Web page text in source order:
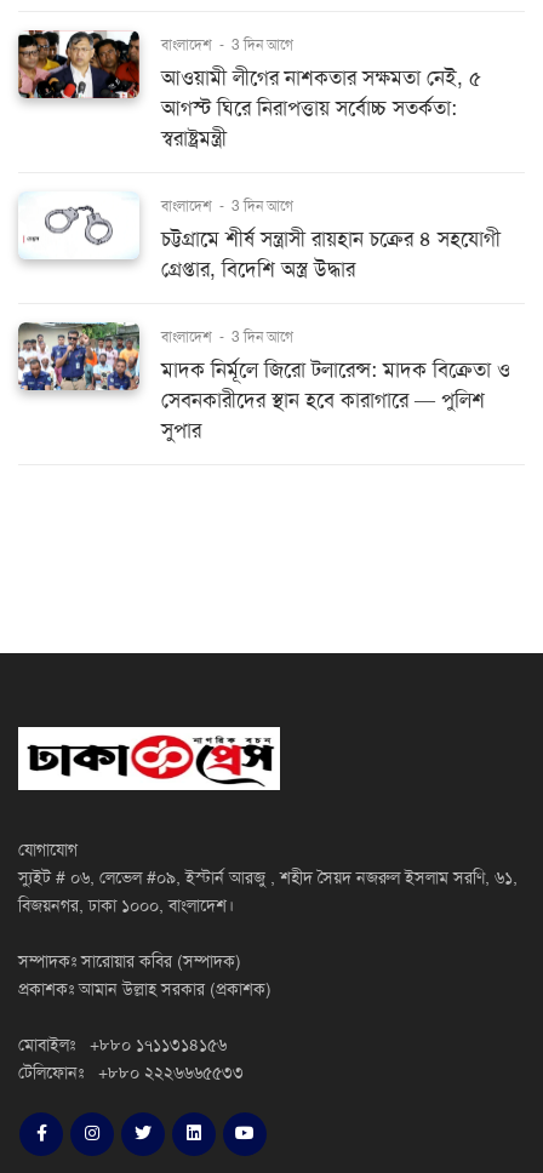
বাংলাদেশ - 3 দিন আগে
আওয়ামী লীগের নাশকতার সক্ষমতা নেই, ৫
আগস্ট ঘিরে নিরাপত্তায় সর্বোচ্চ সতর্কতা:
স্বরাষ্ট্রমন্ত্রী
বাংলাদেশ - 3 দিন আগে
চট্টগ্রামে শীর্ষ সন্ত্রাসী রায়হান চক্রের ৪ সহযোগী
গ্রেপ্তার, বিদেশি অস্ত্র উদ্ধার
বাংলাদেশ - 3 দিন আগে
মাদক নির্মূলে জিরো টলারেন্স: মাদক বিক্রেতা ও
সেবনকারীদের স্থান হবে কারাগারে — পুলিশ
সুপার
যোগাযোগ
স্যুইট # ০৬, লেভেল #০৯, ইস্টার্ন আরজু , শহীদ সৈয়দ নজরুল ইসলাম সরণি, ৬১,
বিজয়নগর, ঢাকা ১০০০, বাংলাদেশ।
সম্পাদকঃ সারোয়ার কবির (সম্পাদক)
প্রকাশকঃ আমান উল্লাহ সরকার (প্রকাশক)
মোবাইলঃ +৮৮০ ১৭১১৩১৪১৫৬
টেলিফোনঃ +৮৮০ ২২২৬৬৬৫৫৩৩